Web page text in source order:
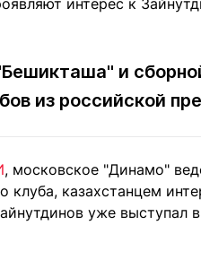
Контакты редакции
+7 (700) 3 888 188
и
из российской
, московское "Динамо"
клуба, казахстанцем
уже выступал